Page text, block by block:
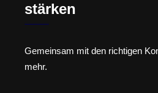
stärken
Gemeinsam mit den richtigen
mehr.